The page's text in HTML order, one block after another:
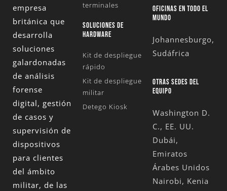
empresa
británica que
desarrolla
soluciones
galardonadas
de análisis
forense
digital, gestión
de casos y
supervisión de
dispositivos
para clientes
del ámbito
militar, de las
terminales
SOLUCIONES DE
HARDWARE
Kit de despliegue
rápido
Kit de despliegue
militar
Detego Kiosk
OFICINAS EN TODO EL
MUNDO
Johannesburgo,
Sudáfrica
OTRAS SEDES DEL
EQUIPO
Washington D.
C., EE. UU.
Dubái,
Emiratos
Árabes Unidos
Nairobi, Kenia